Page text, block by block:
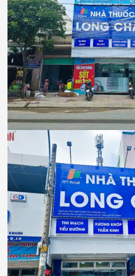
NHÀ THUỐC LONG CHÂU
Thiết Kế Thi Công Công
Long Châu Tại Xã Rạch
Ninh